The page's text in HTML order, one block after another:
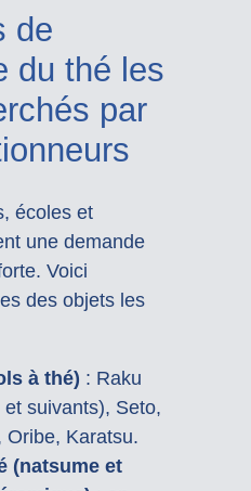
de
du thé les
par
écoles et
une demande
Voici
des objets les
à thé) : Raku
suivants), Seto,
Oribe, Karatsu.
(natsume et